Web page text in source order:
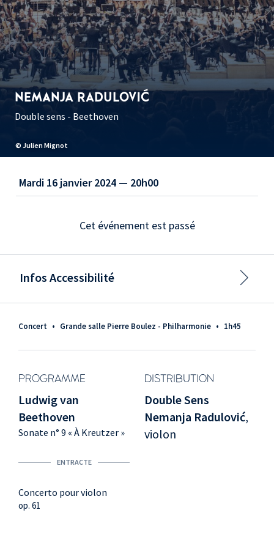
© Julien Mignot
NEMANJA RADULOVIĆ
Double sens - Beethoven
Concert • Grande salle Pierre Boulez - Philharmonie • 1h45
PROGRAMME DISTRIBUTION
Ludwig van
Beethoven
Sonate n° 9 « À Kreutzer »
ENTRACTE
Concerto pour violon
op. 61
Double Sens
Nemanja Radulović,
violon
Mardi 16 janvier 2024 — 20h00
Cet événement est passé
Infos Accessibilité